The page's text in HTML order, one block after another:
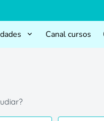
Canal cursos